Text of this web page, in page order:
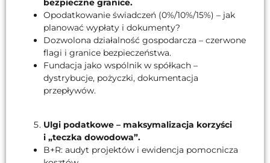
bezpieczne granice.
Opodatkowanie świadczeń (0%/10%/15%) – jak
planować wypłaty i dokumenty?
Dozwolona działalność gospodarcza – czerwone
flagi i granice bezpieczeństwa.
Fundacja jako wspólnik w spółkach –
dystrybucje, pożyczki, dokumentacja
przepływów.
Ulgi podatkowe – maksymalizacja korzyści
i „teczka dowodowa”.
B+R: audyt projektów i ewidencja pomocnicza